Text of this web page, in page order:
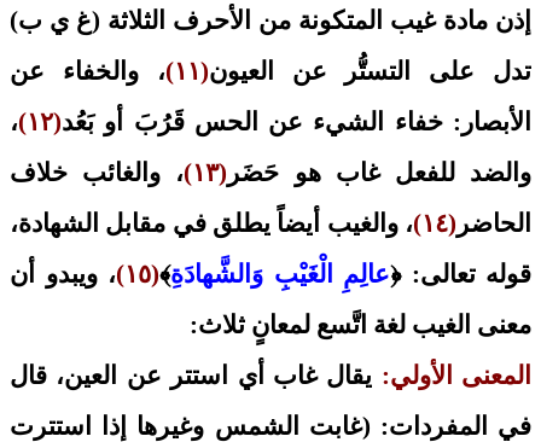
إذن مادة غيب المتكونة من الأحرف الثلاثة (غ ي ب)
تدل على التستُّر عن العيون(١١)
، والخفاء عن
الأبصار: خفاء الشيء عن الحس قَرُبَ أو بَعُد(١٢)
،
والضد للفعل غاب هو حَضَر (١٣)
، والغائب خلاف
الحاضر (١٤)
، والغيب أيضاً يطلق في مقابل الشهادة،
قوله تعالى: ﴿عالِمِ الْغَيْبِ وَالشَّهادَةِ﴾(١٥)
، ويبدو أن
معنى الغيب لغة اتَّسع لمعانٍ ثلاث:
المعنى الأولي: يقال غاب أي استتر عن العين، قال
في المفردات: (غابت الشمس وغيرها إذا استترت